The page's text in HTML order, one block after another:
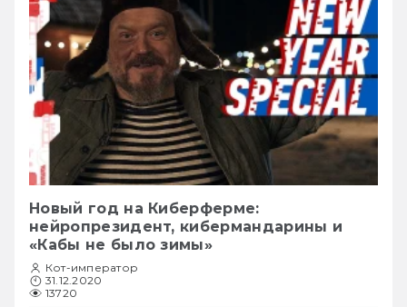
Новый год на Киберферме:
нейропрезидент, кибермандарины и
«Кабы не было зимы»
Кот-император
31.12.2020
13720